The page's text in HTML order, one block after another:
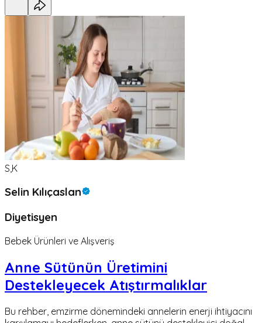
S,K
Selin Kılıçaslan
Diyetisyen
Bebek Ürünleri ve Alışveriş
Anne Sütünün Üretimini
Destekleyecek Atıştırmalıklar
Bu rehber, emzirme dönemindeki annelerin enerji ihtiyacını